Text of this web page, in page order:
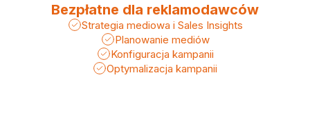
Bezpłatne dla reklamodawców
Strategia mediowa i Sales Insights
Planowanie mediów
Konfiguracja kampanii
Optymalizacja kampanii